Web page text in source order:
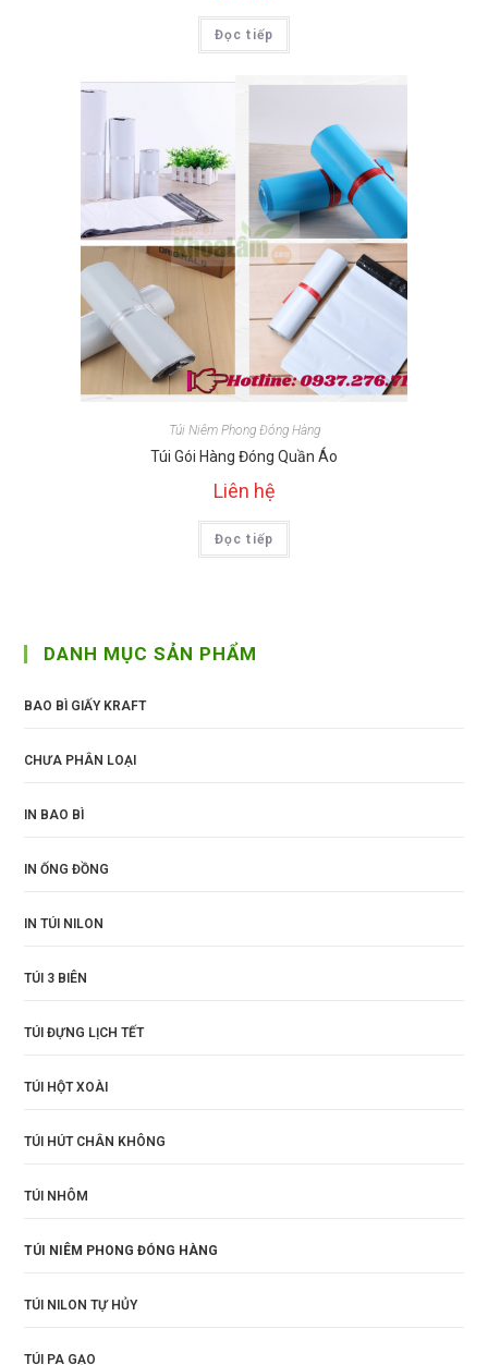
Đọc tiếp
Túi Niêm Phong Đóng Hàng
Túi Gói Hàng Đóng Quần Áo
Liên hệ
Đọc tiếp
DANH MỤC SẢN PHẨM
BAO BÌ GIẤY KRAFT
CHƯA PHÂN LOẠI
IN BAO BÌ
IN ỐNG ĐỒNG
IN TÚI NILON
TÚI 3 BIÊN
TÚI ĐỰNG LỊCH TẾT
TÚI HỘT XOÀI
TÚI HÚT CHÂN KHÔNG
TÚI NHÔM
TÚI NIÊM PHONG ĐÓNG HÀNG
TÚI NILON TỰ HỦY
TÚI PA GẠO